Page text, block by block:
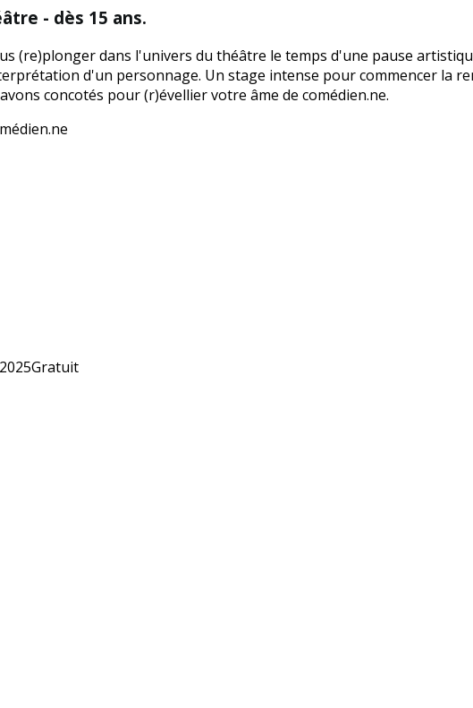
- dès 15 ans.
(re)plonger dans l'univers du théâtre le temps d'une pause
d'un personnage. Un stage intense pour commencer la
concotés pour (r)évellier votre âme de comédien.ne.
Gratuit